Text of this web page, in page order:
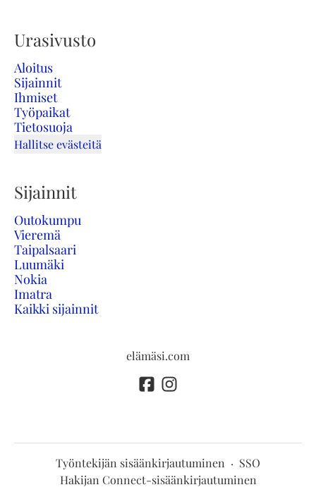
Urasivusto
Aloitus
Sijainnit
Ihmiset
Työpaikat
Tietosuoja
Hallitse evästeitä
Sijainnit
Outokumpu
Vieremä
Taipalsaari
Luumäki
Nokia
Imatra
Kaikki sijainnit
elämäsi.com
Työntekijän sisäänkirjautuminen · SSO
Hakijan Connect-sisäänkirjautuminen